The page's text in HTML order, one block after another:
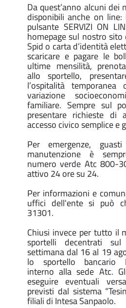
Da quest’anno alcuni dei
disponibili anche on line:
pulsante SERVIZI ON
homepage sul nostro sito
Spid o carta d’identità
scaricare e pagare le
ultime mensilità,
allo sportello,
l’ospitalità
variazione
familiare. Sempre sul
presentare richieste di
accesso civico semplice e
Per emergenze,
manutenzione è
numero verde Atc 800-
attivo 24 ore su 24.
Per informazioni e
uffici dell'ente si può
31301.
Chiusi invece per tutto il
sportelli decentrati
settimana dal 16 al 19
lo sportello bancario
interno alla sede Atc.
eseguire eventuali
previsti dal sistema
filiali di Intesa Sanpaolo.